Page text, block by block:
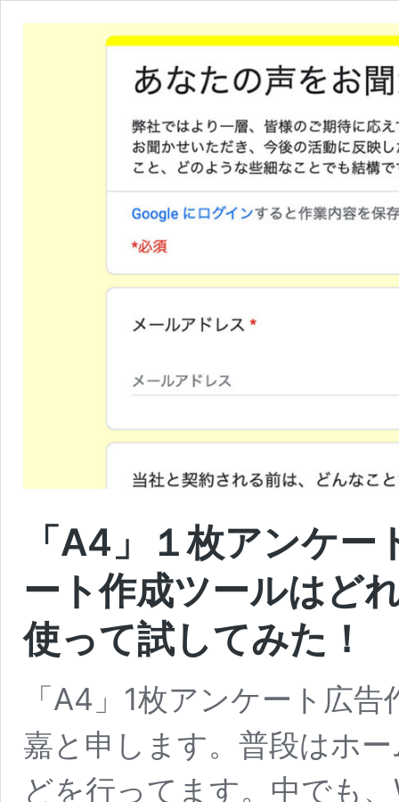
「A4」１枚アンケ
ート作成ツールはど
使って試してみた！
「A4」1枚アンケート広
嘉と申します。普段はホ
どを行ってます。中でも